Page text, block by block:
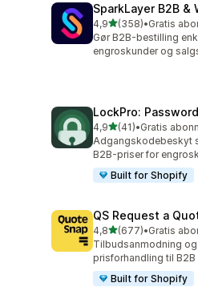
SparkLayer B2B &
4,9ud af 5 stjerner
(358)
358 anmeldelser i alt
•
Gør B2B-bestilling
engroskunder og
LockPro:
4,9ud af 5 stjerner
(41)
41 anmeldelser i alt
•
Adgangskodebeskyt
B2B-priser for
Built for Shopify
QS Request a
4,8ud af 5 stjerner
(677)
677 anmeldelser i alt
•
Tilbudsanmodning
prisforhandling til
Built for Shopify